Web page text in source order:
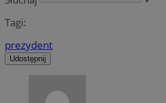
Tagi:
prezydent
Udostępnij